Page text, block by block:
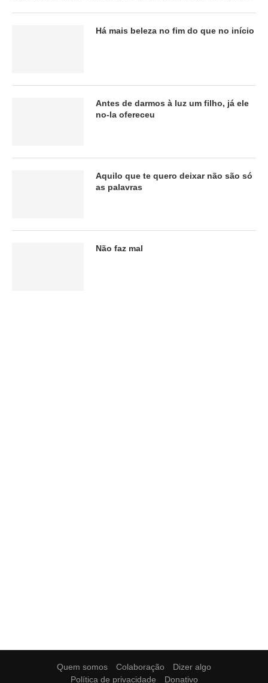
Há mais beleza no fim do que no início
Antes de darmos à luz um filho, já ele
no-la ofereceu
Aquilo que te quero deixar não são só
as palavras
Não faz mal
Quem somos Colaboração
Dizer algo
Política de privacidade
Donativo